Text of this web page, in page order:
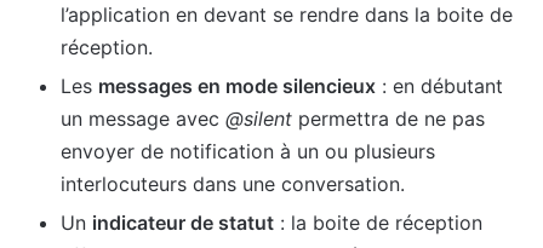
l’application en devant se rendre dans la boite de
réception.
Les messages en mode silencieux : en débutant
un message avec @silent permettra de ne pas
envoyer de notification à un ou plusieurs
interlocuteurs dans une conversation.
Un indicateur de statut : la boite de réception